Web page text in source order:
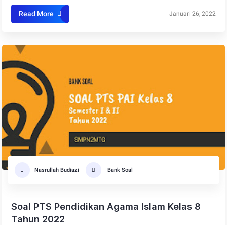
Read More Januari 26, 2022
Nasrullah Budiazi Bank Soal
Soal PTS Pendidikan Agama Islam Kelas 8
Tahun 2022